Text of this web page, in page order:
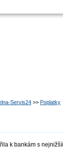
Servis24 >> Poplatky
k bankám s